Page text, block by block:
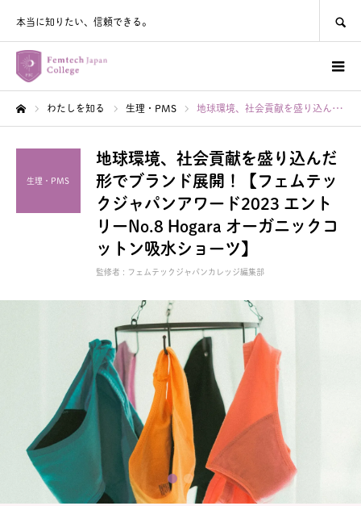
本当に知りたい、信頼できる。
わたしを知る 生理・PMS 地球環境、社会貢献を盛り込んだ形でブランド展開！【フェムテックジャパンアワード2023 エントリーNo.8 Hogara オーガニックコットン吸水ショーツ】
生理・PMS
地球環境、社会貢献を盛り込んだ
形でブランド展開！【フェムテッ
クジャパンアワード2023 エント
リーNo.8 Hogara オーガニックコ
ットン吸水ショーツ】
監修者 : フェムテックジャパンカレッジ編集部